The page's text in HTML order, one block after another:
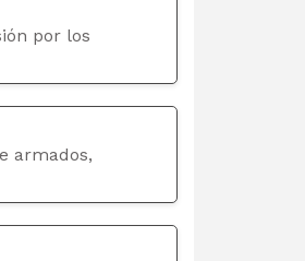
por los
armados,